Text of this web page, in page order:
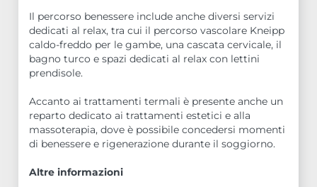
Il percorso benessere include anche diversi servizi
dedicati al relax, tra cui il percorso vascolare Kneipp
caldo-freddo per le gambe, una cascata cervicale, il
bagno turco e spazi dedicati al relax con lettini
prendisole.
Accanto ai trattamenti termali è presente anche un
reparto dedicato ai trattamenti estetici e alla
massoterapia, dove è possibile concedersi momenti
di benessere e rigenerazione durante il soggiorno.
Altre informazioni